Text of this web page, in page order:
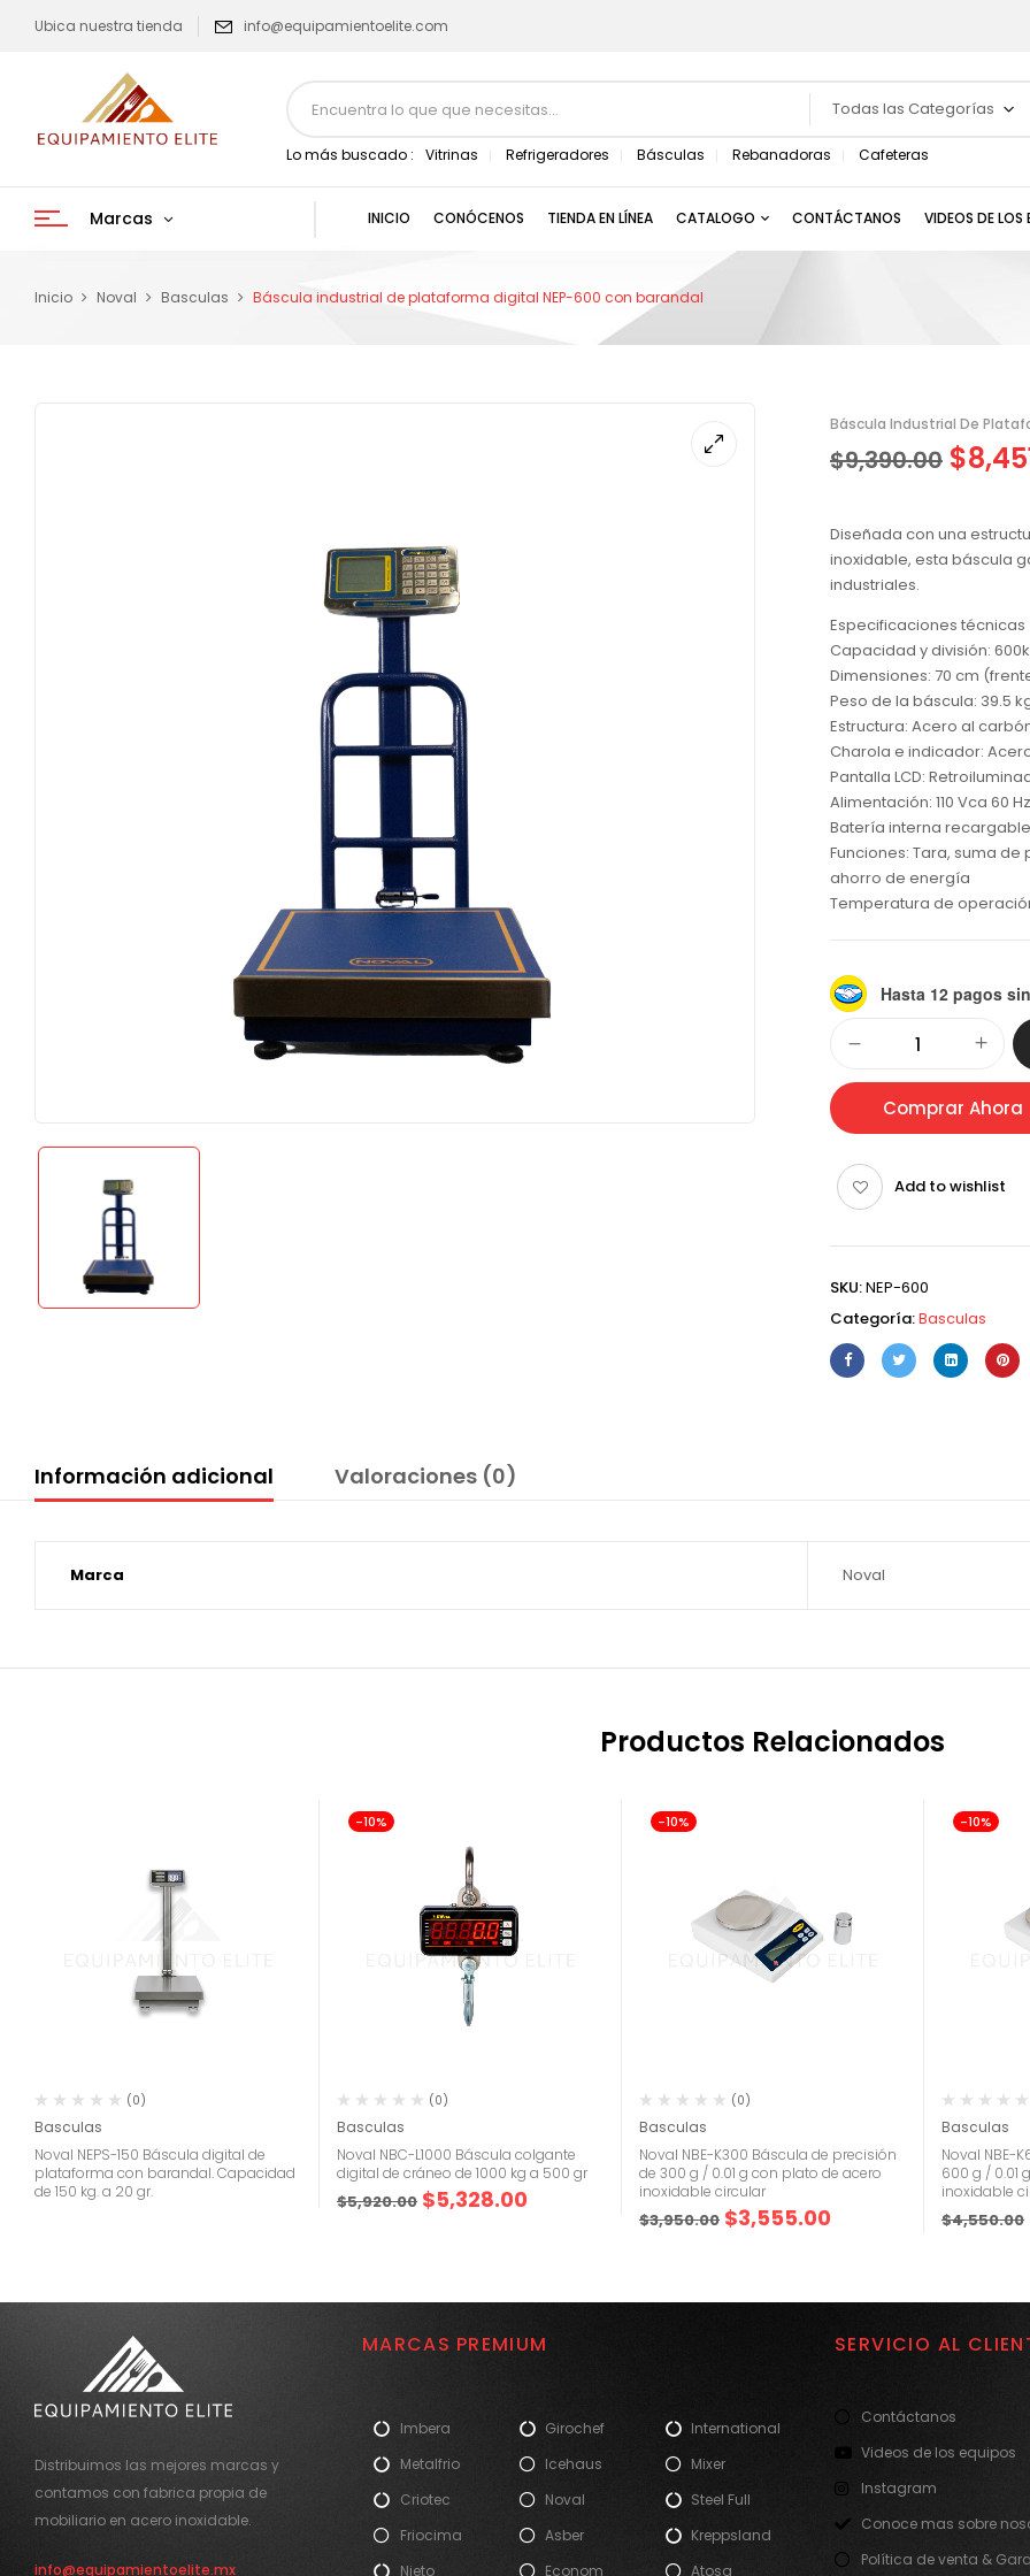
Ubica nuestra tienda info@equipamientoelite.com
Todas las Categorías
Lo más buscado : Vitrinas Refrigeradores Básculas Rebanadoras Cafeteras
Marcas INICIO CONÓCENOS TIENDA EN LÍNEA CATALOGO CONTÁCTANOS VIDEOS DE LOS
Inicio Noval Basculas Báscula industrial de plataforma digital NEP-600 con barandal
Báscula Industrial De
$9,390.00 $
Diseñada con una
inoxidable, esta báscula
industriales.
Especificaciones técnicas
Capacidad y división:
Dimensiones: 70 cm
Peso de la báscula: 39.5
Estructura: Acero al
Charola e indicador:
Pantalla LCD:
Alimentación: 110 Vca 60
Batería interna
Funciones: Tara, suma
ahorro de energía
Temperatura de
Hasta 12 pagos
Comprar Ahora
Add to wishlist
SKU:NEP-600
Categoría:Basculas
Información adicional Valoraciones (0)
Marca Noval
Productos Relacionados
(0)
Basculas
Noval NEPS-150 Báscula digital de
plataforma con barandal. Capacidad
de 150 kg. a 20 gr.
-10%
(0)
Basculas
Noval NBC-L1000 Báscula colgante
digital de cráneo de 1000 kg a 500 gr
$5,920.00 $5,328.00
-10%
(0)
Basculas
Noval NBE-K300 Báscula de precisión
de 300 g / 0.01 g con plato de acero
inoxidable circular
$3,950.00 $3,555.00
-10%
Basculas
Noval NBE-
600 g / 0.01
inoxidable
$4,550.00
Distribuimos las mejores marcas y
contamos con fabrica propia de
mobiliario en acero inoxidable.
info@equipamientoelite.mx
MARCAS PREMIUM
Imbera
Metalfrio
Criotec
Friocima
Nieto
Girochef
Icehaus
Noval
Asber
Econom
International
Mixer
Steel Full
Kreppsland
Atosa
SERVICIO AL
Contáctanos
Videos de los equipos
Instagram
Conoce mas sobre
Política de venta &